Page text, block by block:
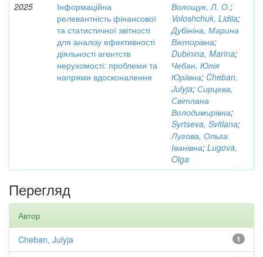
2025
Інформаційна
релевантність фінансової
та статистичної звітності
для аналізу ефективності
діяльності агентств
нерухомості: проблеми та
напрями вдосконалення
Волощук, Л. О.;
Voloshchuk, Lidiia;
Дубініна, Марина
Вікторівна;
Dubіnіna, Marina;
Чебан, Юлія
Юріївна; Cheban,
Julyja; Сирцева,
Світлана
Володимирівна;
Syrtseva, Svitlana;
Лугова, Ольга
Іванівна; Lugova,
Olga
Перегляд
Автор
1
Cheban, Julyja